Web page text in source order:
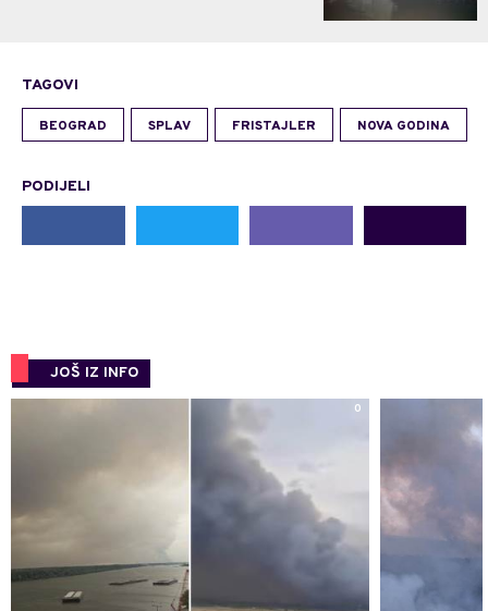
TAGOVI
BEOGRAD SPLAV FRISTAJLER NOVA GODINA
PODIJELI
JOŠ IZ INFO
0